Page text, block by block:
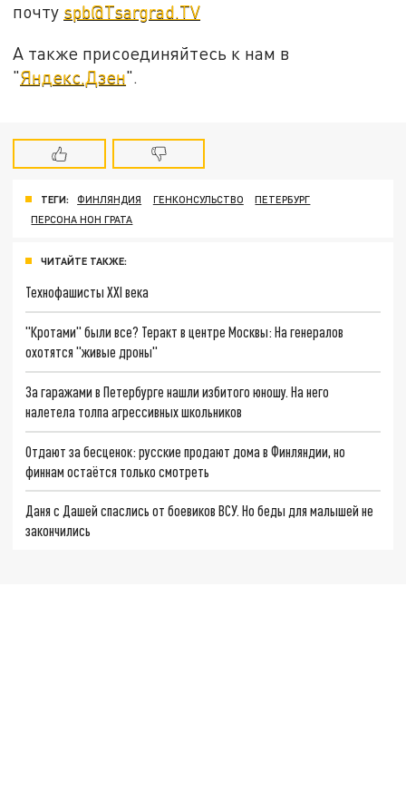
почту spb@Tsargrad.TV
А также присоединяйтесь к нам в
"Яндекс.Дзен".
ТЕГИ: ФИНЛЯНДИЯ ГЕНКОНСУЛЬСТВО
ПЕТЕРБУРГ
ПЕРСОНА НОН ГРАТА
ЧИТАЙТЕ ТАКЖЕ:
Технофашисты XXI века
"Кротами" были все? Теракт в центре Москвы: На генералов
охотятся "живые дроны"
За гаражами в Петербурге нашли избитого юношу. На него
налетела толпа агрессивных школьников
Отдают за бесценок: русские продают дома в Финляндии, но
финнам остаётся только смотреть
Даня с Дашей спаслись от боевиков ВСУ. Но беды для малышей не
закончились